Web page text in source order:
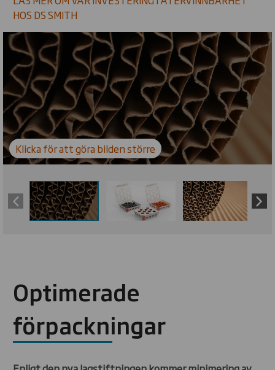
HOS DS SMITH
Carousel. Use previous and next buttons to move
Klicka för att göra bilden större
Optimerade
förpackningar